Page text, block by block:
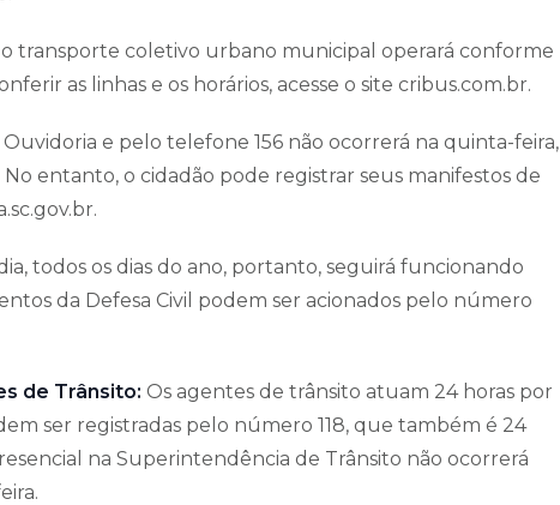
transporte coletivo urbano municipal operará conforme
as linhas e os horários, acesse o site cribus.com.br.
e pelo telefone 156 não ocorrerá na quinta-feira,
entanto, o cidadão pode registrar seus manifestos de
todos os dias do ano, portanto, seguirá funcionando
da Defesa Civil podem ser acionados pelo número
de Trânsito: Os agentes de trânsito atuam 24 horas por
ser registradas pelo número 118, que também é 24
na Superintendência de Trânsito não ocorrerá